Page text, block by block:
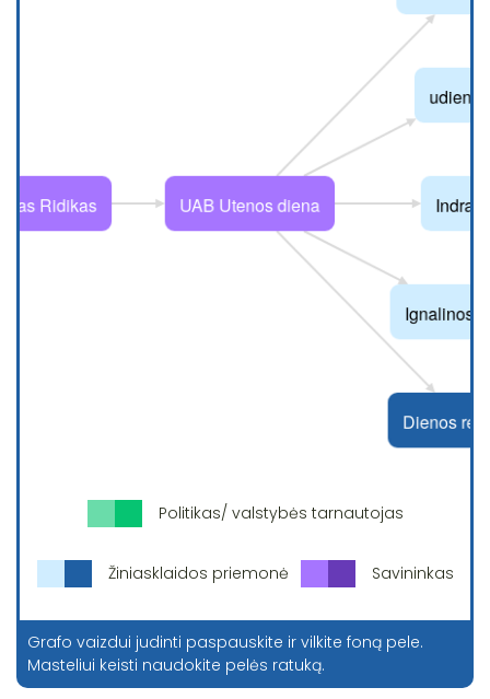
Politikas/ valstybės tarnautojas
Žiniasklaidos priemonė Savininkas
Grafo vaizdui judinti paspauskite ir vilkite foną pele.
Masteliui keisti naudokite pelės ratuką.